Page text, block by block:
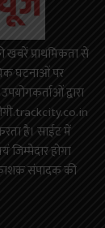
प्राथमिकता से
घटनाओं पर
द्वारा
है। साईट में
जिम्मेदार होगा
संपादक की